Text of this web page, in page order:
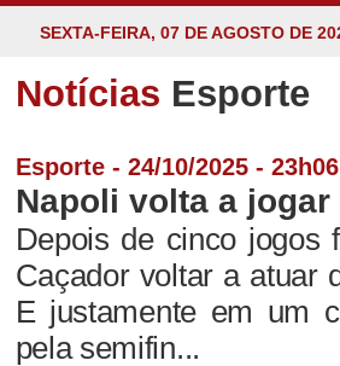
SEXTA-FEIRA, 07 DE AGOSTO DE
Notícias Esporte
Esporte - 24/10/2025 - 23h06
Napoli volta a
Depois de cinco jogos
Caçador voltar a atuar
E justamente em um
pela semifin...